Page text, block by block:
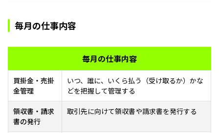
毎月の仕事内容
毎月の仕事内容
買掛金・売掛
金管理
いつ、誰に、いくら払う（受け取るか）かな
どを把握して管理する
領収書・請求
書の発行
取引先に向けて領収書や請求書を発行する